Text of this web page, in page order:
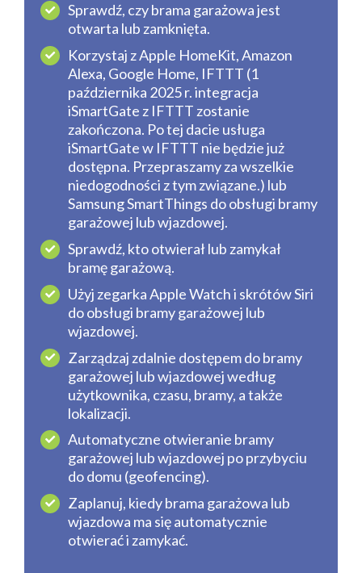
Sprawdź, czy brama garażowa jest
otwarta lub zamknięta.
Korzystaj z Apple HomeKit, Amazon
Alexa, Google Home, IFTTT (1
października 2025 r. integracja
iSmartGate z IFTTT zostanie
zakończona. Po tej dacie usługa
iSmartGate w IFTTT nie będzie już
dostępna. Przepraszamy za wszelkie
niedogodności z tym związane.) lub
Samsung SmartThings do obsługi bramy
garażowej lub wjazdowej.
Sprawdź, kto otwierał lub zamykał
bramę garażową.
Użyj zegarka Apple Watch i skrótów Siri
do obsługi bramy garażowej lub
wjazdowej.
Zarządzaj zdalnie dostępem do bramy
garażowej lub wjazdowej według
użytkownika, czasu, bramy, a także
lokalizacji.
Automatyczne otwieranie bramy
garażowej lub wjazdowej po przybyciu
do domu (geofencing).
Zaplanuj, kiedy brama garażowa lub
wjazdowa ma się automatycznie
otwierać i zamykać.